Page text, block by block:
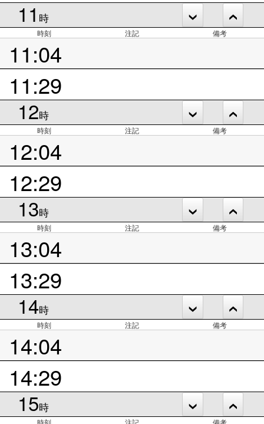
11 時
時刻 注記 備考
11:04
11:29
12時
時刻 注記 備考
12:04
12:29
13時
時刻 注記 備考
13:04
13:29
14時
時刻 注記 備考
14:04
14:29
15時
時刻 注記 備考